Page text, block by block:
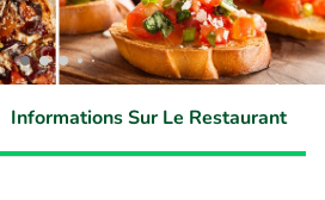
Informations Sur Le Restaurant